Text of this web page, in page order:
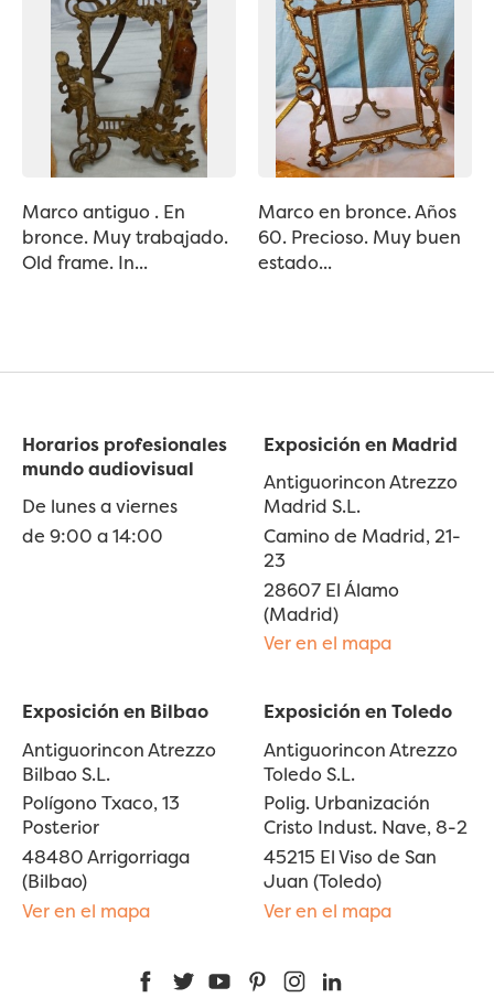
Marco antiguo . En
bronce. Muy trabajado.
Old frame. In...
Marco en bronce. Años
60. Precioso. Muy buen
estado...
Horarios profesionales
mundo audiovisual
De lunes a viernes
de 9:00 a 14:00
Exposición en Madrid
Antiguorincon Atrezzo
Madrid S.L.
Camino de Madrid, 21-
23
28607 El Álamo
(Madrid)
Ver en el mapa
Exposición en Bilbao
Antiguorincon Atrezzo
Bilbao S.L.
Polígono Txaco, 13
Posterior
48480 Arrigorriaga
(Bilbao)
Ver en el mapa
Exposición en Toledo
Antiguorincon Atrezzo
Toledo S.L.
Polig. Urbanización
Cristo Indust. Nave, 8-2
45215 El Viso de San
Juan (Toledo)
Ver en el mapa
FacebookTwitterYouTubePinterestInstagram